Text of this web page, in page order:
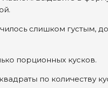
слишком густым,
порционных кусков.
по количеству